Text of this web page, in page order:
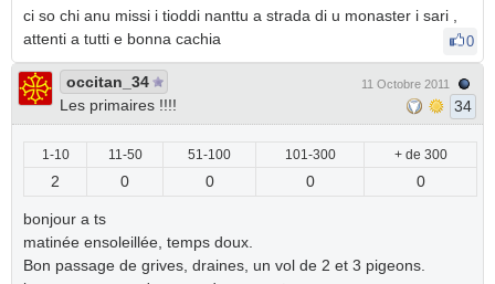
ci so chi anu missi i tioddi nanttu a strada di u monaster i sari ,
attenti a tutti e bonna cachia
0
occitan_34
Les primaires !!!!
11 Octobre 2011
34
1-10 11-50 51-100 101-300 + de 300
2 0 0 0 0
bonjour a ts
matinée ensoleillée, temps doux.
Bon passage de grives, draines, un vol de 2 et 3 pigeons.